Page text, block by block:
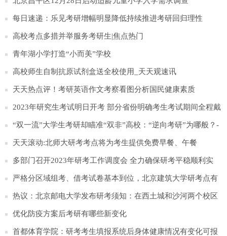
每日速递：乐见考研增幅明显降低持续推进考研回归理性
高校考点多措并举服务考研生|焦点热门
青年湖小学打造“小而美”学校
高校师生自制抗原试剂盒送全校使用_天天观速讯
天天热点评！考研英语作文考察看图分析国民健康素质
2023年研究生考试明日开考 部分省份明确考生考试期间全程戴
口罩
“双一流”大学生考研却瞄准“双非”高校：“逆向考研”为哪般？-
天天播报
天天滚动:北师大研考考点将为考生提供免费早餐、午餐
多部门召开2023年研考工作调度会 全力确保研考平稳顺利实
施-即时
严格分区域组考、借考试卷基本到位，北京建筑大学研考点有
序备考 世界头条
热议：北京邮电大学发布研考须知：在西土城和沙河两个校区
组织考试
优化防疫方案后考研有哪些新变化
首都体育学院：研考考生填报系统后身体健康情况有变化可报